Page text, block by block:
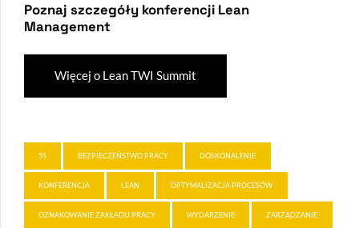
Poznaj szczegóły konferencji Lean
Management
Więcej o Lean TWI Summit
5S BEZPIECZEŃSTWO PRACY DOSKONALENIE
KONFERENCJA LEAN OPTYMALIZACJA PROCESÓW
OZNAKOWANIE ZAKŁADU PRACY WYDARZENIE ZARZĄDZANIE